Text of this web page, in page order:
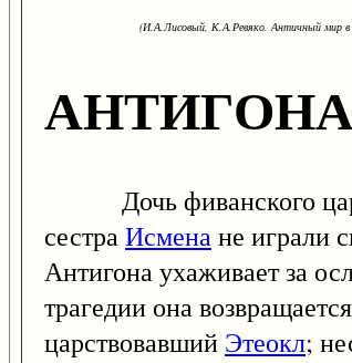
(И.А.Лисовый, К.А.Ревяко. Античный мир в
Дочь фиванского
сестраИсменане играли
Антигона ухаживает за
трагедии она
царствовавший Этеокл;